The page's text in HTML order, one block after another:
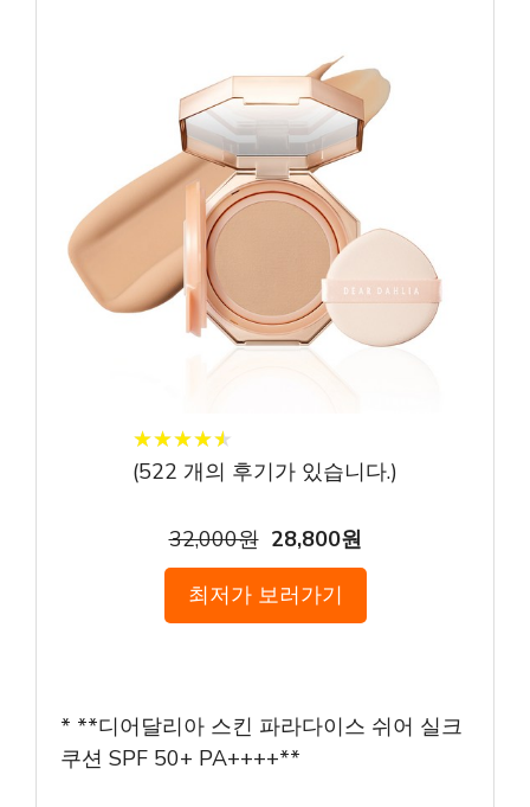
★★★★★
★★★★★
(522 개의 후기가 있습니다.)
32,000원 28,800원
최저가 보러가기
* **디어달리아 스킨 파라다이스 쉬어 실크
쿠션 SPF 50+ PA++++**